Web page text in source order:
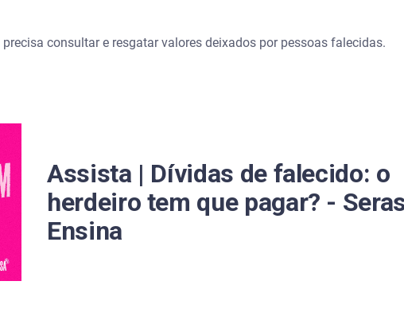
consultar e resgatar valores deixados por pessoas falecidas.
Assista | Dívidas de falecido: o
herdeiro tem que pagar? -
Ensina